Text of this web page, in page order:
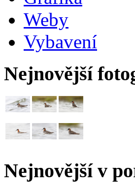
Weby
Vybavení
Nejnovější
Nejnovější v